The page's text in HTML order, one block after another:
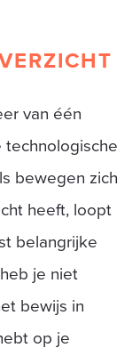
van één
bewegen zich
heeft, loopt
belangrijke
je niet
bewijs in
op je